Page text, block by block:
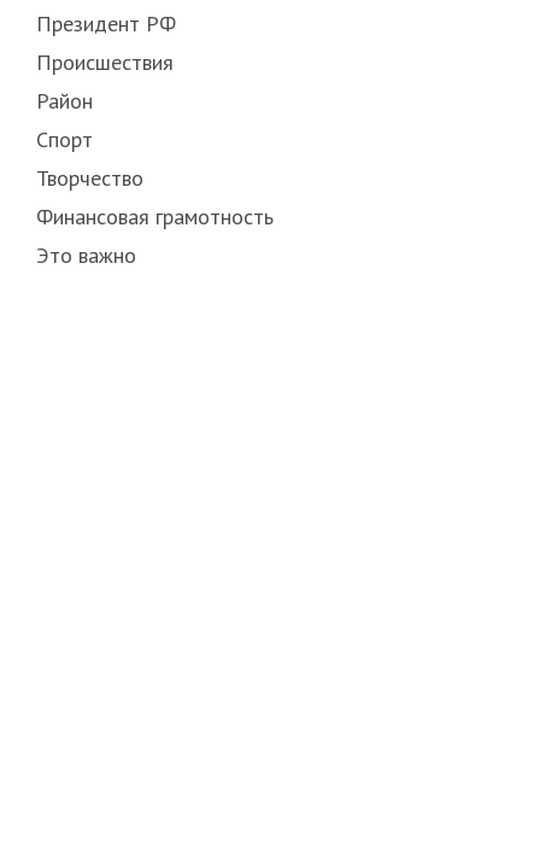
Президент РФ
Происшествия
Район
Спорт
Творчество
Финансовая грамотность
Это важно